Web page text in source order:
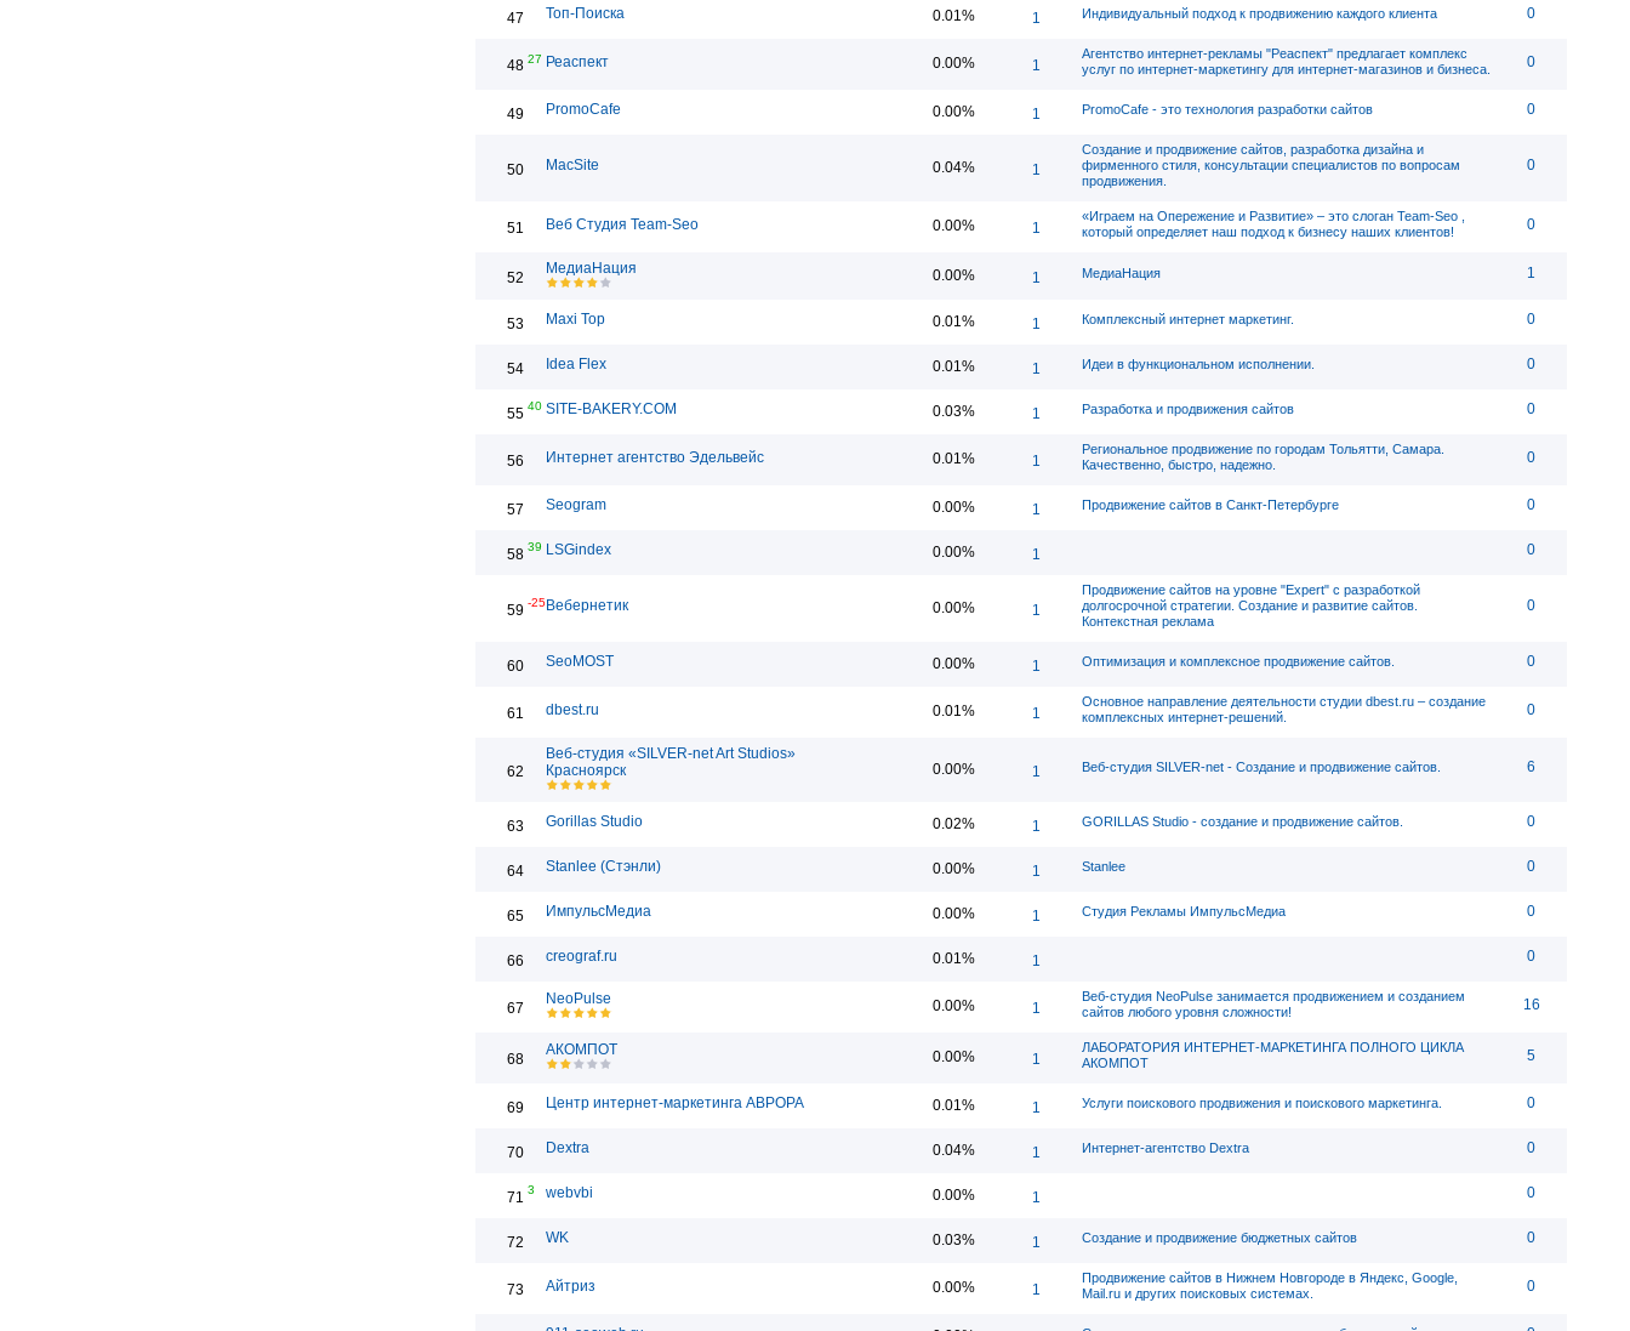
47 Топ-Поиска 0.01% 1 Индивидуальный подход к продвижению каждого клиента 0
48 27 Реаспект 0.00% 1
Агентство интернет-рекламы "Реаспект" предлагает комплекс
услуг по интернет-маркетингу для интернет-магазинов и бизнеса.
0
49 PromoCafe 0.00% 1 PromoCafe - это технология разработки сайтов 0
50 MacSite 0.04% 1
Создание и продвижение сайтов, разработка дизайна и
фирменного стиля, консультации специалистов по вопросам
продвижения.
0
51 Веб Студия Team-Seo 0.00% 1
«Играем на Опережение и Развитие» – это слоган Team-Seo ,
который определяет наш подход к бизнесу наших клиентов!
0
52
МедиаНация 0.00% 1 МедиаНация 1
53 Maxi Top 0.01% 1 Комплексный интернет маркетинг. 0
54 Idea Flex 0.01% 1 Идеи в функциональном исполнении. 0
55 40 SITE-BAKERY.COM 0.03% 1 Разработка и продвижения сайтов 0
56 Интернет агентство Эдельвейс 0.01% 1
Региональное продвижение по городам Тольятти, Самара.
Качественно, быстро, надежно.
0
57 Seogram 0.00% 1 Продвижение сайтов в Санкт-Петербурге 0
58 39 LSGindex 0.00% 1 0
59 -25Вебернетик 0.00% 1
Продвижение сайтов на уровне "Expert" с разработкой
долгосрочной стратегии. Создание и развитие сайтов.
Контекстная реклама
0
60 SeoMOST 0.00% 1 Оптимизация и комплексное продвижение сайтов. 0
61 dbest.ru 0.01% 1
Основное направление деятельности студии dbest.ru – создание
комплексных интернет-решений.
0
62
Веб-студия «SILVER-net Art Studios»
Красноярск
0.00% 1 Веб-студия SILVER-net - Создание и продвижение сайтов. 6
63 Gorillas Studio 0.02% 1 GORILLAS Studio - создание и продвижение сайтов. 0
64 Stanlee (Стэнли) 0.00% 1 Stanlee 0
65 ИмпульсМедиа 0.00% 1 Студия Рекламы ИмпульсМедиа 0
66 creograf.ru 0.01% 1 0
67
NeoPulse 0.00% 1
Веб-студия NeoPulse занимается продвижением и созданием
сайтов любого уровня сложности!
16
68
АКОМПОТ 0.00% 1
ЛАБОРАТОРИЯ ИНТЕРНЕТ-МАРКЕТИНГА ПОЛНОГО ЦИКЛА
АКОМПОТ
5
69 Центр интернет-маркетинга АВРОРА 0.01% 1 Услуги поискового продвижения и поискового маркетинга. 0
70 Dextra 0.04% 1 Интернет-агентство Dextra 0
71 3 webvbi 0.00% 1 0
72 WK 0.03% 1 Создание и продвижение бюджетных сайтов 0
73 Айтриз 0.00% 1
Продвижение сайтов в Нижнем Новгороде в Яндекс, Google,
Mail.ru и других поисковых системах.
0